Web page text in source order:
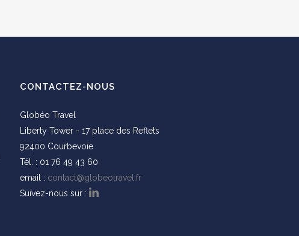
CONTACTEZ-NOUS
Globéo Travel
Liberty Tower - 17 place des Reflets
92400 Courbevoie
Tél. : 01 76 49 43 60
email : contact@globeotravel.fr
Suivez-nous sur :